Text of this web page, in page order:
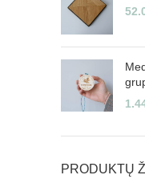
PRODUKTŲ